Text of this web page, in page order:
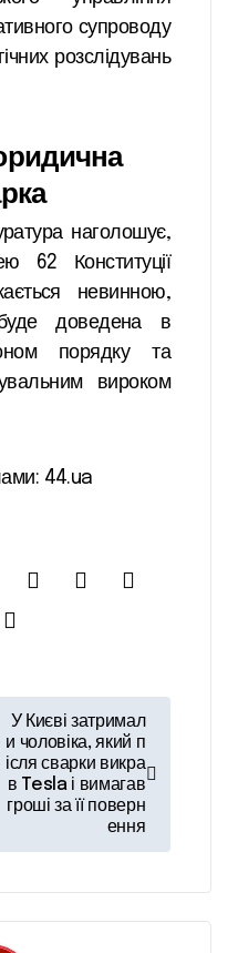
супроводу
розслідувань
наголошує,
62 Конституції
невинною,
доведена в
порядку та
вироком
44.ua
У Києві затримал
и чоловіка, який п
ісля сварки викра
в Tesla і вимагав
гроші за її поверн
ення